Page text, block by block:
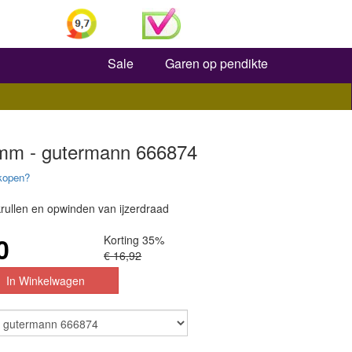
Zoeken
Sale Garen op pendikte
- gutermann 666874
en opwinden van ijzerdraad
Korting 35%
€ 16,92